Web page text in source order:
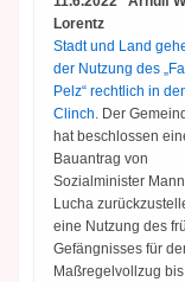
Lorentz
Stadt und Land
der Nutzung des
Pelz“ rechtlich in
Clinch. Der
hat beschlossen
Bauantrag von
Sozialminister
Lucha
eine Nutzung des
Gefängnisses für
Maßregelvollzug